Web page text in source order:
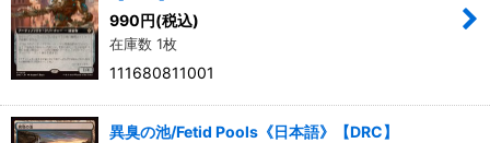
990円(税込)
在庫数 1枚
111680811001
異臭の池/Fetid Pools《日本語》【DRC】